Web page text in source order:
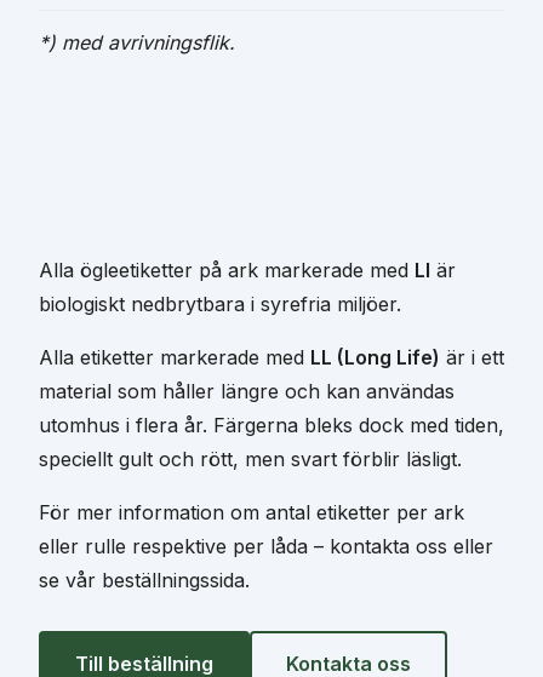
*) med avrivningsflik.
Alla ögleetiketter på ark markerade med LI är
biologiskt nedbrytbara i syrefria miljöer.
Alla etiketter markerade med LL (Long Life) är i ett
material som håller längre och kan användas
utomhus i flera år. Färgerna bleks dock med tiden,
speciellt gult och rött, men svart förblir läsligt.
För mer information om antal etiketter per ark
eller rulle respektive per låda – kontakta oss eller
se vår beställningssida.
Till beställning Kontakta oss